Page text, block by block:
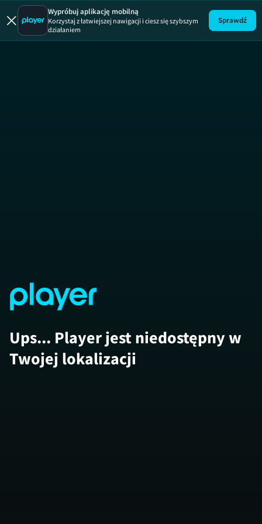
Wypróbuj aplikację mobilną
Korzystaj z łatwiejszej nawigacji i ciesz się szybszym
działaniem
Sprawdź
Ups... Player jest niedostępny w
Twojej lokalizacji